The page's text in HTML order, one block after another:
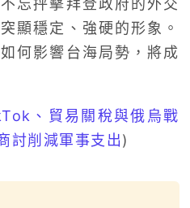
忘抨擊拜登政府的外交
顯穩定、強硬的形象。
何影響台海局勢，將成
、貿易關稅與俄烏戰
討削減軍事支出)